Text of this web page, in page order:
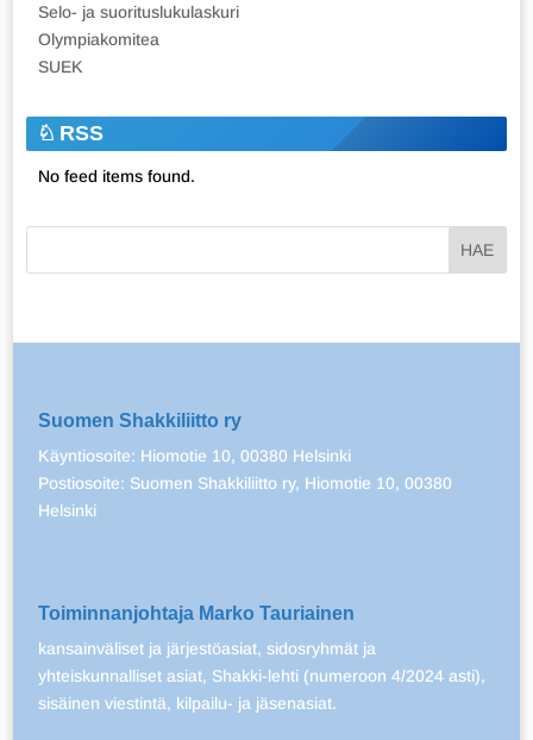
Selo- ja suorituslukulaskuri
Olympiakomitea
SUEK
RSS
No feed items found.
Suomen Shakkiliitto ry
Käyntiosoite: Hiomotie 10, 00380 Helsinki
Postiosoite: Suomen Shakkiliitto ry, Hiomotie 10, 00380
Helsinki
Toiminnanjohtaja Marko Tauriainen
kansainväliset ja järjestöasiat, sidosryhmät ja
yhteiskunnalliset asiat, Shakki-lehti (numeroon 4/2024 asti),
sisäinen viestintä, kilpailu- ja jäsenasiat.